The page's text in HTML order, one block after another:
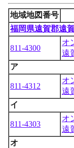
地域地図番号
福岡県遠賀郡遠
811-4300
オ
遠
ア
811-4312
オ
遠
イ
811-4303
オ
遠
オ